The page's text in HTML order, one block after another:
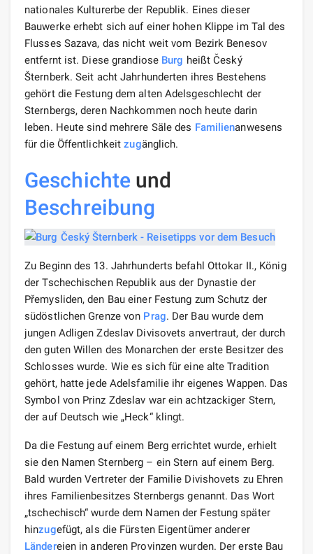
nationales Kulturerbe der Republik. Eines dieser
Bauwerke erhebt sich auf einer hohen Klippe im Tal des
Flusses Sazava, das nicht weit vom Bezirk Benesov
entfernt ist. Diese grandiose Burg heißt Český
Šternberk. Seit acht Jahrhunderten ihres Bestehens
gehört die Festung dem alten Adelsgeschlecht der
Sternbergs, deren Nachkommen noch heute darin
leben. Heute sind mehrere Säle des Familienanwesens
für die Öffentlichkeitzugänglich.
Geschichte und
Beschreibung
Zu Beginn des 13. Jahrhunderts befahl Ottokar II., König
der Tschechischen Republik aus der Dynastie der
Přemysliden, den Bau einer Festung zum Schutz der
südöstlichen Grenze von Prag. Der Bau wurde dem
jungen Adligen Zdeslav Divisovets anvertraut, der durch
den guten Willen des Monarchen der erste Besitzer des
Schlosses wurde. Wie es sich für eine alte Tradition
gehört, hatte jede Adelsfamilie ihr eigenes Wappen. Das
Symbol von Prinz Zdeslav war ein achtzackiger Stern,
der auf Deutsch wie „Heck“ klingt.
Da die Festung auf einem Berg errichtet wurde, erhielt
sie den Namen Sternberg – ein Stern auf einem Berg.
Bald wurden Vertreter der Familie Divishovets zu Ehren
ihres Familienbesitzes Sternbergs genannt. Das Wort
„tschechisch“ wurde dem Namen der Festung später
hinzugefügt, als die Fürsten Eigentümer anderer
Ländereien in anderen Provinzen wurden. Der erste Bau